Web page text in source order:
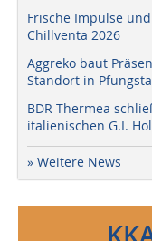
Frische Impulse
Chillventa 2026
Aggreko baut
Standort in
BDR Thermea
italienischen G.I.
» Weitere News